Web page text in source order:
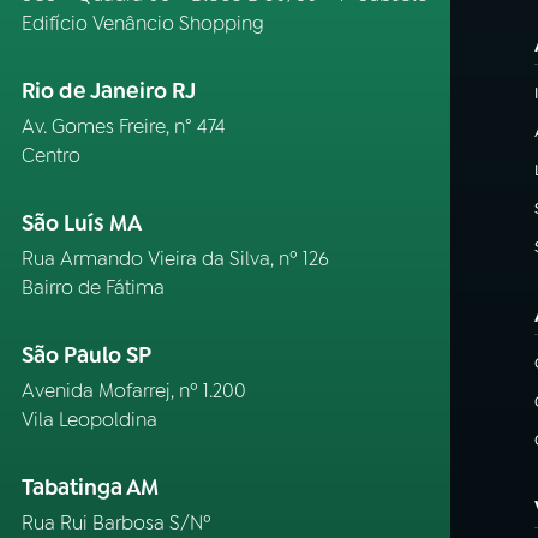
Edifício Venâncio Shopping
Rio de Janeiro RJ
Av. Gomes Freire, n° 474
Centro
São Luís MA
Rua Armando Vieira da Silva, nº 126
Bairro de Fátima
São Paulo SP
Avenida Mofarrej, nº 1.200
Vila Leopoldina
Tabatinga AM
Rua Rui Barbosa S/Nº